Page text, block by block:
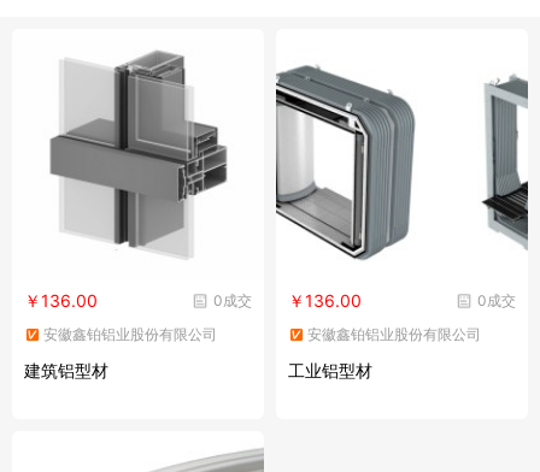
0成交
￥136.00
安徽鑫铂铝业股份有限公司
建筑铝型材
0成交
￥136.00
安徽鑫铂铝业股份有限公司
工业铝型材